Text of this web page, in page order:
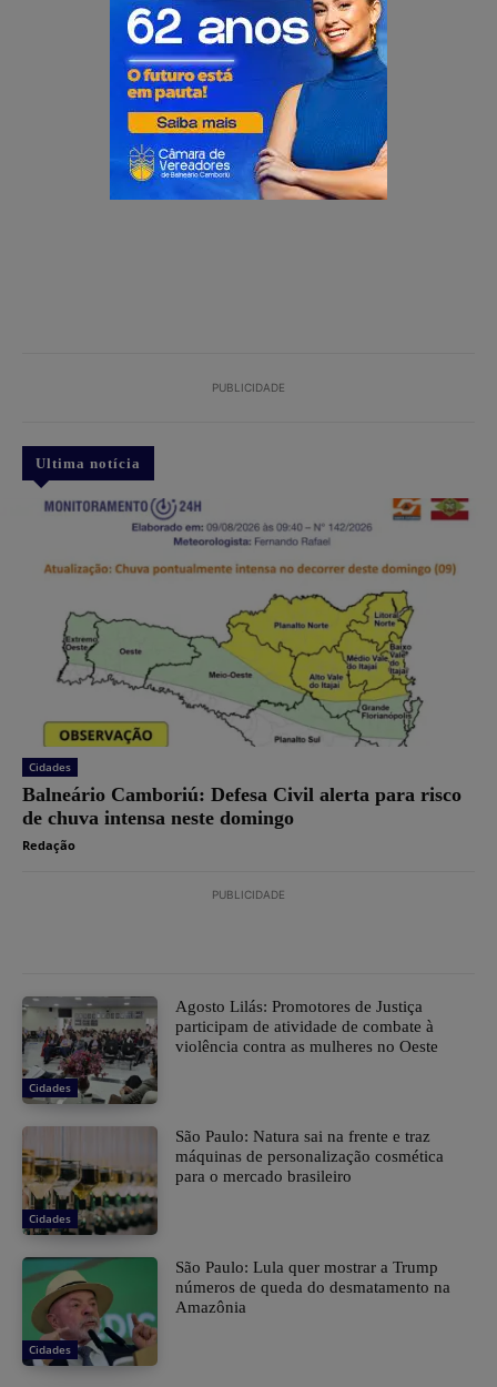
PUBLICIDADE
PUBLICIDADE
Ultima notícia
Cidades
Balneário Camboriú: Defesa Civil alerta para risco
de chuva intensa neste domingo
Redação
PUBLICIDADE
Cidades
Agosto Lilás: Promotores de Justiça
participam de atividade de combate à
violência contra as mulheres no Oeste
Cidades
São Paulo: Natura sai na frente e traz
máquinas de personalização cosmética
para o mercado brasileiro
Cidades
São Paulo: Lula quer mostrar a Trump
números de queda do desmatamento na
Amazônia